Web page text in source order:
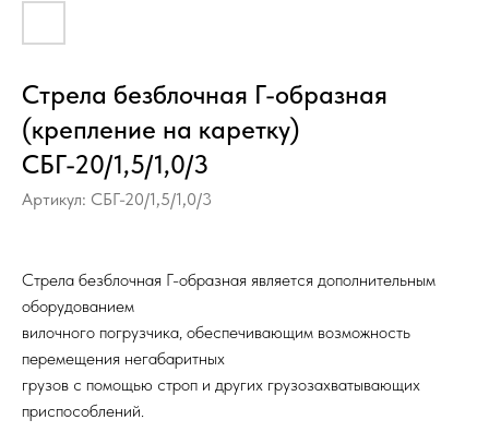
Стрела безблочная Г-образная
(крепление на каретку)
СБГ-20/1,5/1,0/3
Артикул: СБГ-20/1,5/1,0/3
Стрела безблочная Г-образная является дополнительным
оборудованием
вилочного погрузчика, обеспечивающим возможность
перемещения негабаритных
грузов с помощью строп и других грузозахватывающих
приспособлений.